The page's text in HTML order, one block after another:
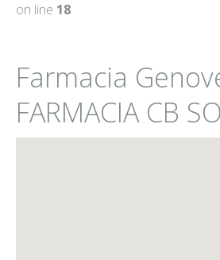
on line 18
Farmacia
FARMACIA CB